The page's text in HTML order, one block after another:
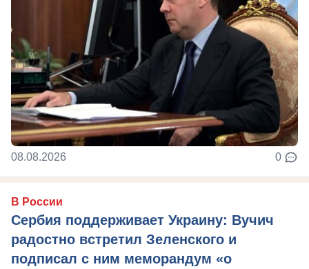
08.08.2026 0
В России
Сербия поддерживает Украину: Вучич
радостно встретил Зеленского и
подписал с ним меморандум «о